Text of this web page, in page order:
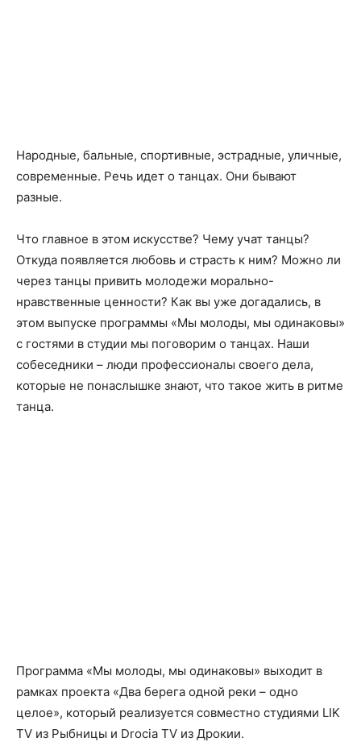
Народные, бальные, спортивные, эстрадные, уличные,
современные. Речь идет о танцах. Они бывают
разные.
Что главное в этом искусстве? Чему учат танцы?
Откуда появляется любовь и страсть к ним? Можно ли
через танцы привить молодежи морально-
нравственные ценности? Как вы уже догадались, в
этом выпуске программы «Мы молоды, мы одинаковы»
с гостями в студии мы поговорим о танцах. Наши
собеседники – люди профессионалы своего дела,
которые не понаслышке знают, что такое жить в ритме
танца.
Программа «Мы молоды, мы одинаковы» выходит в
рамках проекта «Два берега одной реки – одно
целое», который реализуется совместно студиями LIK
TV из Рыбницы и Drocia TV из Дрокии.